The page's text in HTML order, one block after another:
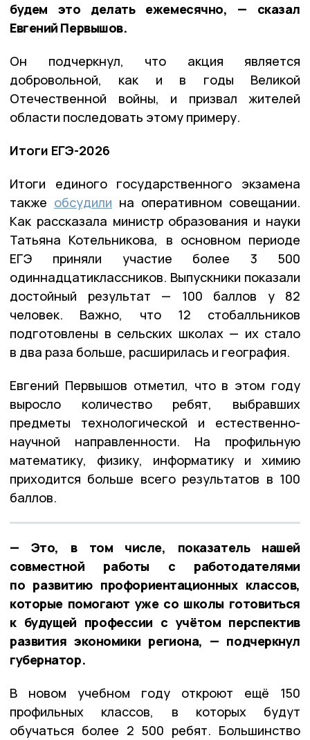
будем это делать ежемесячно, — сказал
Евгений Первышов.
Он подчеркнул, что акция является
добровольной, как и в годы Великой
Отечественной войны, и призвал жителей
области последовать этому примеру.
Итоги ЕГЭ-2026
Итоги единого государственного экзамена
также обсудили на оперативном совещании.
Как рассказала министр образования и науки
Татьяна Котельникова, в основном периоде
ЕГЭ приняли участие более 3 500
одиннадцатиклассников. Выпускники показали
достойный результат — 100 баллов у 82
человек. Важно, что 12 стобалльников
подготовлены в сельских школах — их стало
в два раза больше, расширилась и география.
Евгений Первышов отметил, что в этом году
выросло количество ребят, выбравших
предметы технологической и естественно-
научной направленности. На профильную
математику, физику, информатику и химию
приходится больше всего результатов в 100
баллов.
— Это, в том числе, показатель нашей
совместной работы с работодателями
по развитию профориентационных классов,
которые помогают уже со школы готовиться
к будущей профессии с учётом перспектив
развития экономики региона, — подчеркнул
губернатор.
В новом учебном году откроют ещё 150
профильных классов, в которых будут
обучаться более 2 500 ребят. Большинство